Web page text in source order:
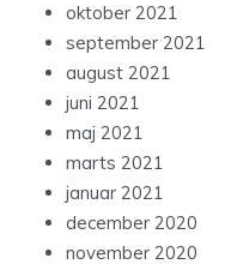
oktober 2021
september 2021
august 2021
juni 2021
maj 2021
marts 2021
januar 2021
december 2020
november 2020